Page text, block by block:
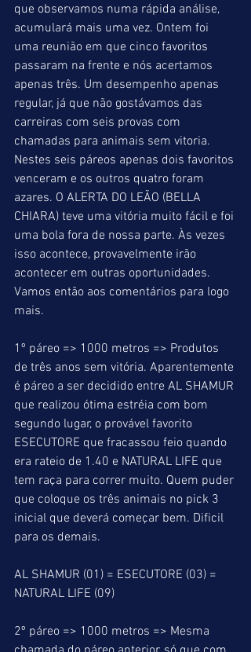
que observamos numa rápida análise,
acumulará mais uma vez. Ontem foi
uma reunião em que cinco favoritos
passaram na frente e nós acertamos
apenas três. Um desempenho apenas
regular, já que não gostávamos das
carreiras com seis provas com
chamadas para animais sem vitoria.
Nestes seis páreos apenas dois favoritos
venceram e os outros quatro foram
azares. O ALERTA DO LEÃO (BELLA
CHIARA) teve uma vitória muito fácil e foi
uma bola fora de nossa parte. Às vezes
isso acontece, provavelmente irão
acontecer em outras oportunidades.
Vamos então aos comentários para logo
mais.
1º páreo => 1000 metros => Produtos
de três anos sem vitória. Aparentemente
é páreo a ser decidido entre AL SHAMUR
que realizou ótima estréia com bom
segundo lugar, o provável favorito
ESECUTORE que fracassou feio quando
era rateio de 1.40 e NATURAL LIFE que
tem raça para correr muito. Quem puder
que coloque os três animais no pick 3
inicial que deverá começar bem. Dificil
para os demais.
AL SHAMUR (01) = ESECUTORE (03) =
NATURAL LIFE (09)
2º páreo => 1000 metros => Mesma